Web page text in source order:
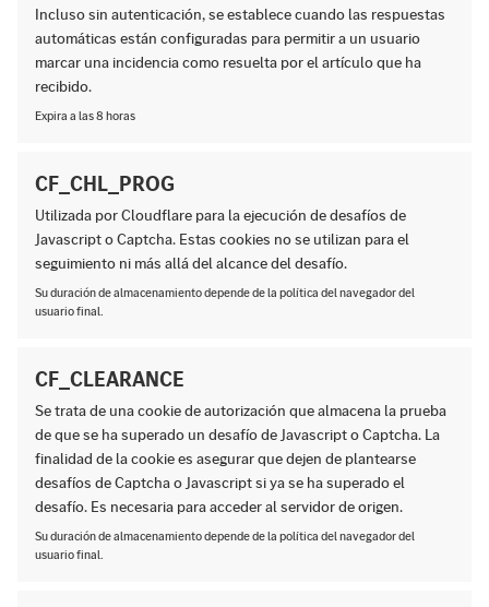
Incluso sin autenticación, se establece cuando las respuestas
automáticas están configuradas para permitir a un usuario
marcar una incidencia como resuelta por el artículo que ha
recibido.
Expira a las 8 horas
CF_CHL_PROG
Utilizada por Cloudflare para la ejecución de desafíos de
Javascript o Captcha. Estas cookies no se utilizan para el
seguimiento ni más allá del alcance del desafío.
Su duración de almacenamiento depende de la política del navegador del
usuario final.
CF_CLEARANCE
Se trata de una cookie de autorización que almacena la prueba
de que se ha superado un desafío de Javascript o Captcha. La
finalidad de la cookie es asegurar que dejen de plantearse
desafíos de Captcha o Javascript si ya se ha superado el
desafío. Es necesaria para acceder al servidor de origen.
Su duración de almacenamiento depende de la política del navegador del
usuario final.